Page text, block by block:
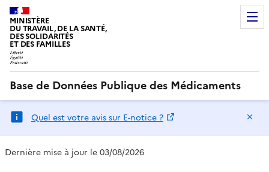
MINISTÈRE
DU TRAVAIL, DE LA SANTÉ,
DES SOLIDARITÉS
ET DES FAMILLES
Base de Données Publique des Médicaments
Quel est votre avis sur E-notice ?
Dernière mise à jour le 03/08/2026